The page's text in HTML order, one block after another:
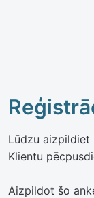
Lūdzu aizpildiet
Klientu
Aizpildot šo